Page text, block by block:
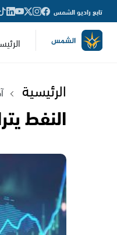
تابع راديو الشمس
الرئيسية
النفط